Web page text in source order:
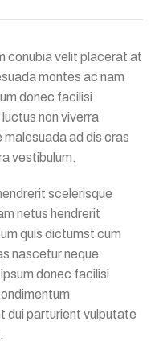
conubia velit placerat at
montes ac nam
donec facilisi
non viverra
ad dis cras
vestibulum.
scelerisque
netus hendrerit
quis dictumst cum
nascetur neque
donec facilisi
dui parturient vulputate